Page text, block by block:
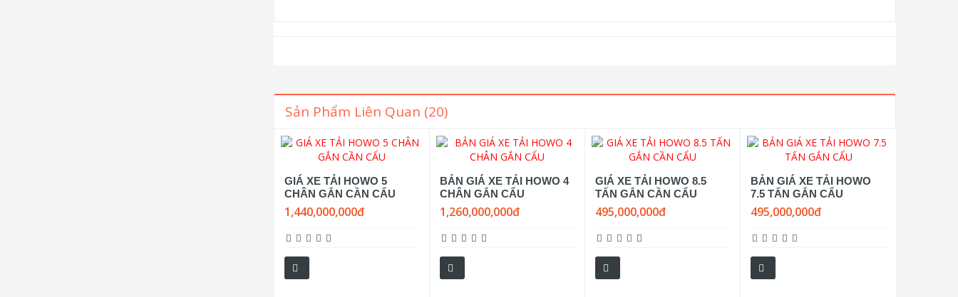
Sản Phẩm Liên Quan (20)
GIÁ XE TẢI HOWO 5
CHÂN GẮN CẦN CẨU
1,440,000,000đ
BẢN GIÁ XE TẢI HOWO 4
CHÂN GẮN CẨU
1,260,000,000đ
GIÁ XE TẢI HOWO 8.5
TẤN GẮN CẦN CẨU
495,000,000đ
BẢN GIÁ XE TẢI HOWO
7.5 TẤN GẮN CẨU
495,000,000đ